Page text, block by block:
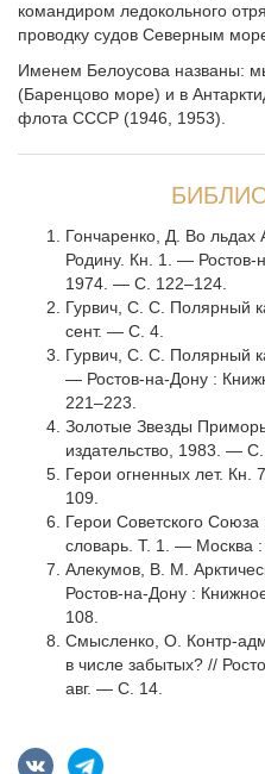
командиром ледокольного
проводку судов Северным
Именем Белоусова названы:
(Баренцово море) и в
флота СССР (1946, 1953).
Гончаренко, Д. Во льдах
Родину. Кн. 1. — Ростов-
1974. — С. 122–124.
Гурвич, С. С. Полярный
сент. — С. 4.
Гурвич, С. С. Полярный
— Ростов-на-Дону :
221–223.
Золотые Звезды
издательство, 1983. — С.
Герои огненных лет.
109.
Герои Советского Союза
словарь. Т. 1. — Москва
Алекумов, В. М.
Ростов-на-Дону :
108.
Смысленко, О. Контр-
в числе забытых? //
авг. — С. 14.